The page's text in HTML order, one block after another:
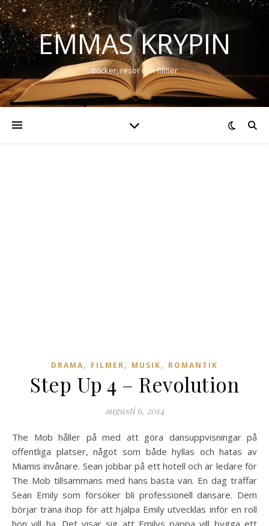
EMMAS KRYPIN
Böcker, resor och filmer
DRAMA, FILMER, MUSIK, ROMANTIK
Step Up 4 – Revolution
augusti 6, 2014
The Mob håller på med att göra dansuppvisningar på
offentliga platser, något som både hyllas och hatas av
Miamis invånare. Sean jobbar på ett hotell och är ledare för
The Mob tillsammans med hans bästa vän. En dag träffar
Sean Emily som försöker bli professionell dansare. Dem
börjar träna ihop för att hjälpa Emily utvecklas inför en roll
hon vill ha. Det visar sig att Emilys pappa vill bygga ett